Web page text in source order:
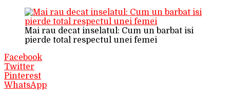
Mai rau decat inselatul: Cum un barbat isi
pierde total respectul unei femei
Facebook
Twitter
Pinterest
WhatsApp